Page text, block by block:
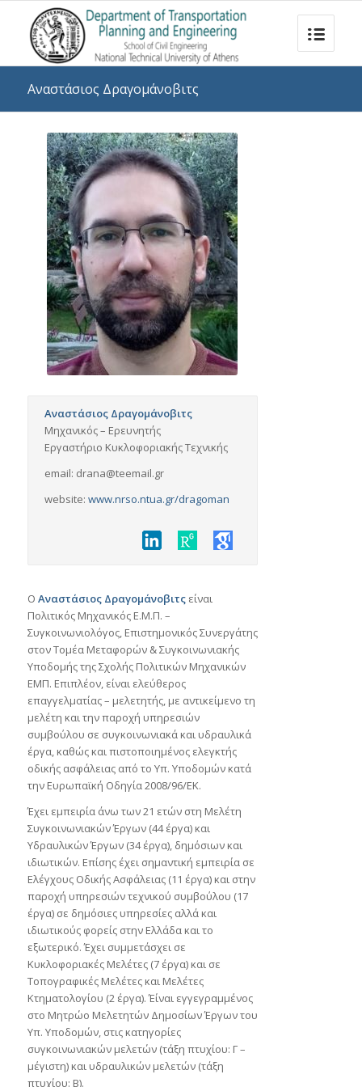
Αναστάσιος Δραγομάνοβιτς
Αναστάσιος Δραγομάνοβιτς
Μηχανικός – Ερευνητής
Εργαστήριο Κυκλοφοριακής Τεχνικής
email: drana@teemail.gr
website: www.nrso.ntua.gr/dragoman
Ο Αναστάσιος Δραγομάνοβιτς είναι
Πολιτικός Μηχανικός Ε.Μ.Π. –
Συγκοινωνιολόγος, Επιστημονικός Συνεργάτης
στον Τομέα Μεταφορών & Συγκοινωνιακής
Υποδομής της Σχολής Πολιτικών Μηχανικών
ΕΜΠ. Επιπλέον, είναι ελεύθερος
επαγγελματίας – μελετητής, με αντικείμενο τη
μελέτη και την παροχή υπηρεσιών
συμβούλου σε συγκοινωνιακά και υδραυλικά
έργα, καθώς και πιστοποιημένος ελεγκτής
οδικής ασφάλειας από το Υπ. Υποδομών κατά
την Ευρωπαϊκή Οδηγία 2008/96/ΕΚ.
Έχει εμπειρία άνω των 21 ετών στη Μελέτη
Συγκοινωνιακών Έργων (44 έργα) και
Υδραυλικών Έργων (34 έργα), δημόσιων και
ιδιωτικών. Επίσης έχει σημαντική εμπειρία σε
Ελέγχους Οδικής Ασφάλειας (11 έργα) και στην
παροχή υπηρεσιών τεχνικού συμβούλου (17
έργα) σε δημόσιες υπηρεσίες αλλά και
ιδιωτικούς φορείς στην Ελλάδα και το
εξωτερικό. Έχει συμμετάσχει σε
Κυκλοφοριακές Μελέτες (7 έργα) και σε
Τοπογραφικές Μελέτες και Μελέτες
Κτηματολογίου (2 έργα). Έίναι εγγεγραμμένος
στο Μητρώο Μελετητών Δημοσίων Έργων του
Υπ. Υποδομών, στις κατηγορίες
συγκοινωνιακών μελετών (τάξη πτυχίου: Γ –
μέγιστη) και υδραυλικών μελετών (τάξη
πτυχίου: Β).